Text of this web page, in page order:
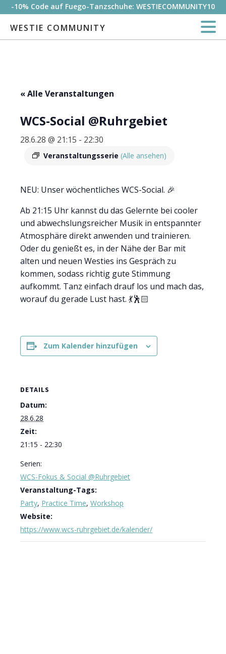
-10% Code auf Fuego-Tanzschuhe: WESTIECOMMUNITY10
WESTIE COMMUNITY
« Alle Veranstaltungen
WCS-Social @Ruhrgebiet
28.6.28 @ 21:15 - 22:30
Veranstaltungsserie (Alle ansehen)
NEU: Unser wöchentliches WCS-Social. 🎉
Ab 21:15 Uhr kannst du das Gelernte bei cooler
und abwechslungsreicher Musik in entspannter
Atmosphäre direkt anwenden und trainieren.
Oder du genießt es, in der Nähe der Bar mit
alten und neuen Westies ins Gespräch zu
kommen, sodass richtig gute Stimmung
aufkommt. Tanz einfach drauf los und mach das,
worauf du gerade Lust hast. 💃🕺🏻
Zum Kalender hinzufügen
DETAILS
Datum:
28.6.28
Zeit:
21:15 - 22:30
Serien:
WCS-Fokus & Social @Ruhrgebiet
Veranstaltung-Tags:
Party, Practice Time, Workshop
Website:
https://www.wcs-ruhrgebiet.de/kalender/